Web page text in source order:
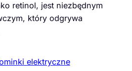
retinol, jest niezbędnym
który odgrywa
elektryczne